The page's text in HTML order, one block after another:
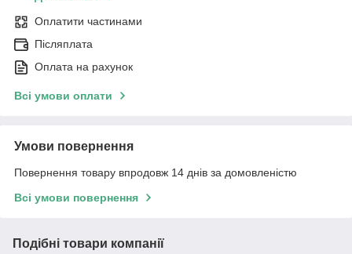
Оплатити частинами
Післяплата
Оплата на рахунок
Всі умови оплати
Умови повернення
Повернення товару впродовж 14 днів за домовленістю
Всі умови повернення
Подібні товари компанії